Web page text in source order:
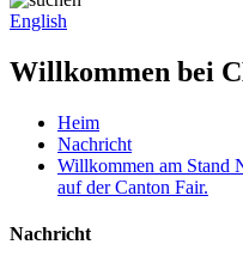
English
Willkommen bei
Heim
Nachricht
Willkommen am Stand
auf der Canton Fair.
Nachricht